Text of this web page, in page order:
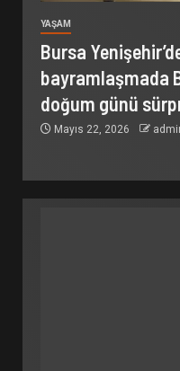
YAŞAM
Bursa
bayramlaşmada
doğum günü
Mayıs 22, 2026